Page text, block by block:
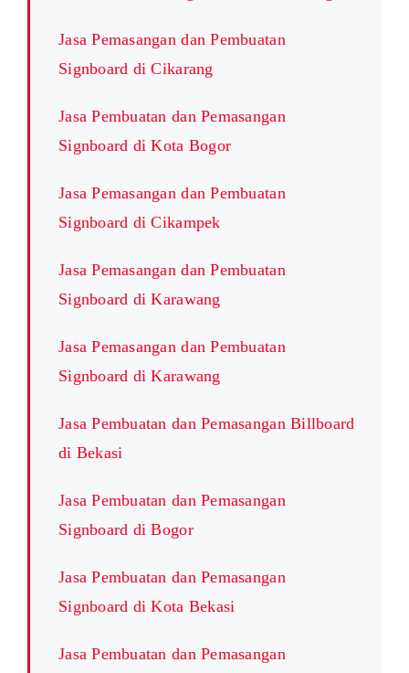
Jasa Pemasangan dan Pembuatan
Signboard di Cikarang
Jasa Pembuatan dan Pemasangan
Signboard di Kota Bogor
Jasa Pemasangan dan Pembuatan
Signboard di Cikampek
Jasa Pemasangan dan Pembuatan
Signboard di Karawang
Jasa Pemasangan dan Pembuatan
Signboard di Karawang
Jasa Pembuatan dan Pemasangan Billboard
di Bekasi
Jasa Pembuatan dan Pemasangan
Signboard di Bogor
Jasa Pembuatan dan Pemasangan
Signboard di Kota Bekasi
Jasa Pembuatan dan Pemasangan